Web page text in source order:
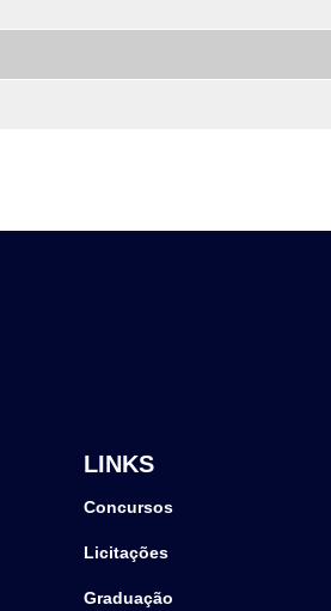
LINKS
Concursos
Licitações
Graduação